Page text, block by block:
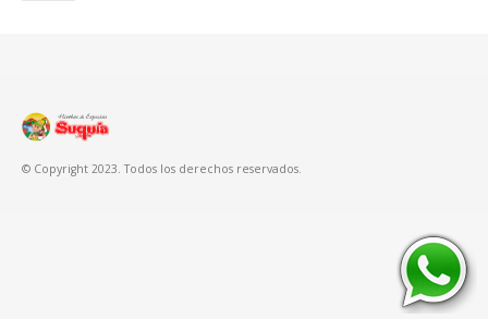
© Copyright 2023. Todos los derechos reservados.